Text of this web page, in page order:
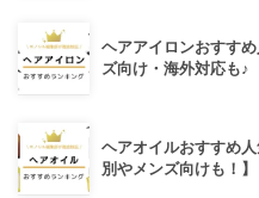
ヘアアイロンおすす
ズ向け・海外対応も♪
ヘアオイルおすすめ
別やメンズ向けも！】